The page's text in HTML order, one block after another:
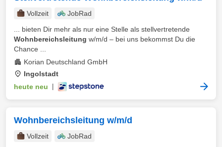
Vollzeit
JobRad
... bieten Dir mehr als nur eine Stelle als stellvertretende
Wohnbereichsleitung w/m/d – bei uns bekommst Du die
Chance ...
Korian Deutschland GmbH
Ingolstadt
heute neu
Wohnbereichsleitung w/m/d
Vollzeit
JobRad